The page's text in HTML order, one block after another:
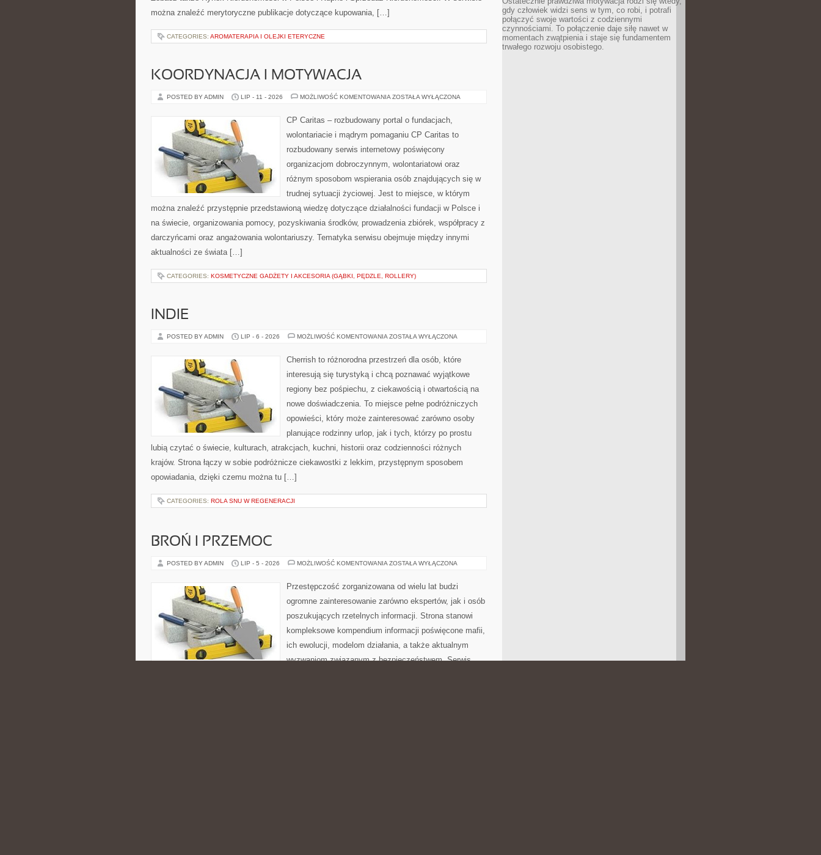
można znaleźć merytoryczne publikacje dotyczące kupowania, […]
CATEGORIES: AROMATERAPIA I OLEJKI ETERYCZNE
KOORDYNACJA I MOTYWACJA
POSTED BY ADMIN LIP - 11 - 2026 MOŻLIWOŚĆ KOMENTOWANIA KOORDYNACJA
ZOSTAŁA WYŁĄCZONA
CP Caritas – rozbudowany portal o fundacjach,
wolontariacie i mądrym pomaganiu CP Caritas to
rozbudowany serwis internetowy poświęcony
organizacjom dobroczynnym, wolontariatowi oraz
różnym sposobom wspierania osób znajdujących się w
trudnej sytuacji życiowej. Jest to miejsce, w którym
można znaleźć przystępnie przedstawioną wiedzę dotyczące działalności fundacji w Polsce i
na świecie, organizowania pomocy, pozyskiwania środków, prowadzenia zbiórek, współpracy z
darczyńcami oraz angażowania wolontariuszy. Tematyka serwisu obejmuje między innymi
aktualności ze świata […]
CATEGORIES: KOSMETYCZNE GADŻETY I AKCESORIA (GĄBKI, PĘDZLE, ROLLERY)
INDIE
POSTED BY ADMIN LIP - 6 - 2026 MOŻLIWOŚĆ KOMENTOWANIA INDIE
ZOSTAŁA WYŁĄCZONA
Cherrish to różnorodna przestrzeń dla osób, które
interesują się turystyką i chcą poznawać wyjątkowe
regiony bez pośpiechu, z ciekawością i otwartością na
nowe doświadczenia. To miejsce pełne podróżniczych
opowieści, który może zainteresować zarówno osoby
planujące rodzinny urlop, jak i tych, którzy po prostu
lubią czytać o świecie, kulturach, atrakcjach, kuchni, historii oraz codzienności różnych
krajów. Strona łączy w sobie podróżnicze ciekawostki z lekkim, przystępnym sposobem
opowiadania, dzięki czemu można tu […]
CATEGORIES: ROLA SNU W REGENERACJI
BROŃ I PRZEMOC
POSTED BY ADMIN LIP - 5 - 2026 MOŻLIWOŚĆ KOMENTOWANIA BROŃ
ZOSTAŁA WYŁĄCZONA
Przestępczość zorganizowana od wielu lat budzi
ogromne zainteresowanie zarówno ekspertów, jak i osób
poszukujących rzetelnych informacji. Strona stanowi
kompleksowe kompendium informacji poświęcone mafii,
ich ewolucji, modelom działania, a także aktualnym
wyzwaniom związanym z bezpieczeństwem. Serwis
gdy człowiek widzi sens w tym, co robi, i potrafi
połączyć swoje wartości z codziennymi
czynnościami. To połączenie daje siłę nawet w
momentach zwątpienia i staje się fundamentem
trwałego rozwoju osobistego.